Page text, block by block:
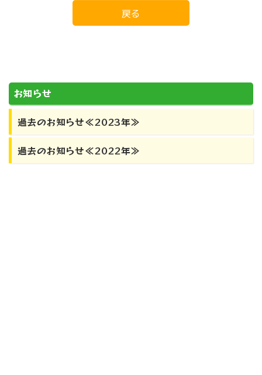
戻る
お知らせ
過去のお知らせ≪2023年≫
過去のお知らせ≪2022年≫